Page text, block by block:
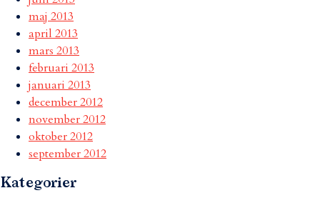
maj 2013
april 2013
mars 2013
februari 2013
januari 2013
december 2012
november 2012
oktober 2012
september 2012
Kategorier